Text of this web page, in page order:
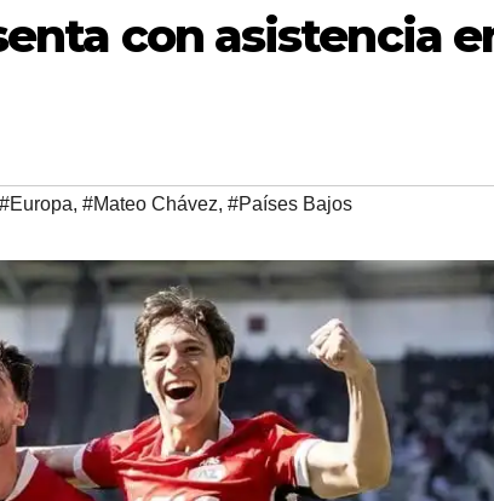
con asistencia
#Europa, #Mateo Chávez, #Países Bajos